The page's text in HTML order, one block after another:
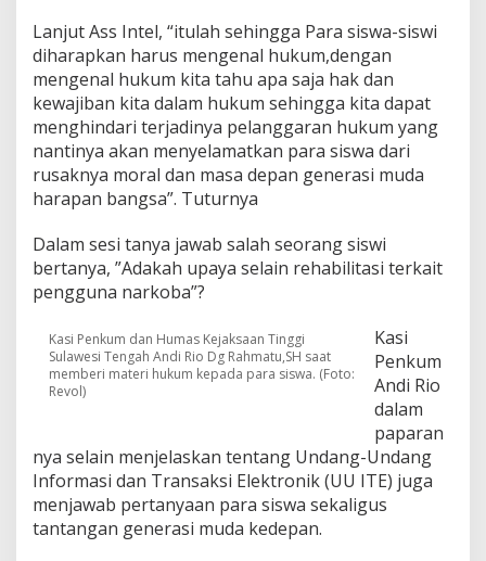
Lanjut Ass Intel, “itulah sehingga Para siswa-siswi
diharapkan harus mengenal hukum,dengan
mengenal hukum kita tahu apa saja hak dan
kewajiban kita dalam hukum sehingga kita dapat
menghindari terjadinya pelanggaran hukum yang
nantinya akan menyelamatkan para siswa dari
rusaknya moral dan masa depan generasi muda
harapan bangsa”. Tuturnya
Dalam sesi tanya jawab salah seorang siswi
bertanya, ”Adakah upaya selain rehabilitasi terkait
pengguna narkoba”?
Kasi Penkum dan Humas Kejaksaan Tinggi
Sulawesi Tengah Andi Rio Dg Rahmatu,SH saat
memberi materi hukum kepada para siswa. (Foto:
Revol)
Kasi
Penkum
Andi Rio
dalam
paparan
nya selain menjelaskan tentang Undang-Undang
Informasi dan Transaksi Elektronik (UU ITE) juga
menjawab pertanyaan para siswa sekaligus
tantangan generasi muda kedepan.